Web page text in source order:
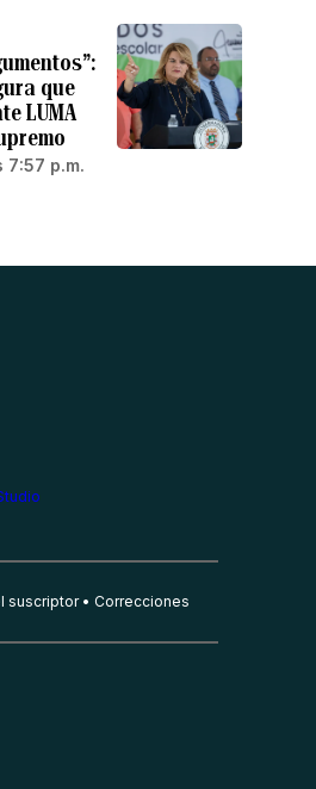
que
LUMA
p.m.
suscriptor Correcciones